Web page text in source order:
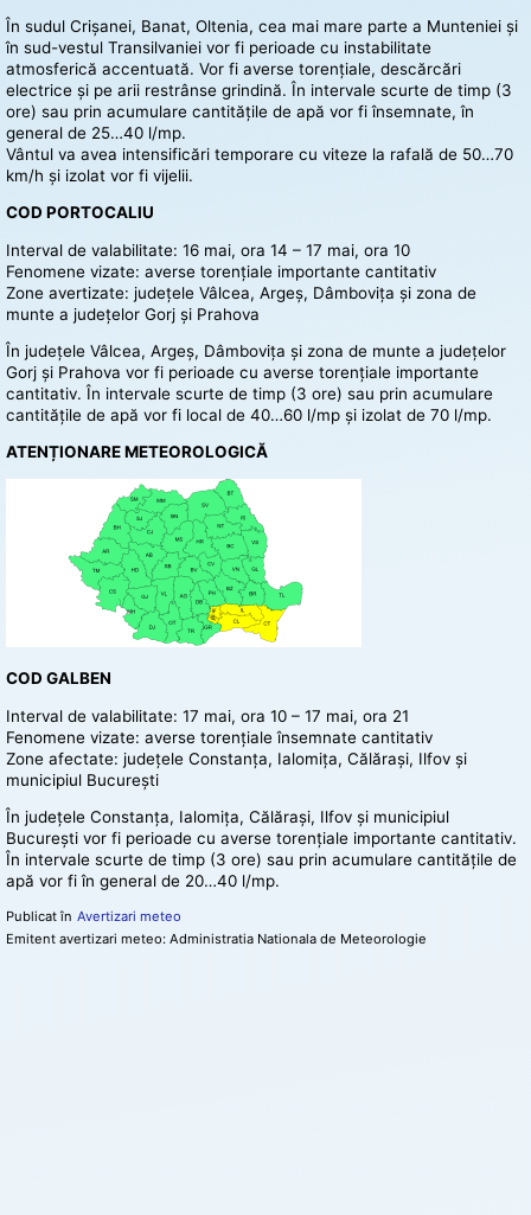
În sudul Crișanei, Banat, Oltenia, cea mai mare parte a Munteniei și
în sud-vestul Transilvaniei vor fi perioade cu instabilitate
atmosferică accentuată. Vor fi averse torențiale, descărcări
electrice și pe arii restrânse grindină. În intervale scurte de timp (3
ore) sau prin acumulare cantitățile de apă vor fi însemnate, în
general de 25…40 l/mp.
Vântul va avea intensificări temporare cu viteze la rafală de 50…70
km/h și izolat vor fi vijelii.
COD PORTOCALIU
Interval de valabilitate: 16 mai, ora 14 – 17 mai, ora 10
Fenomene vizate: averse torențiale importante cantitativ
Zone avertizate: județele Vâlcea, Argeș, Dâmbovița și zona de
munte a județelor Gorj și Prahova
În județele Vâlcea, Argeș, Dâmbovița și zona de munte a județelor
Gorj și Prahova vor fi perioade cu averse torențiale importante
cantitativ. În intervale scurte de timp (3 ore) sau prin acumulare
cantitățile de apă vor fi local de 40…60 l/mp și izolat de 70 l/mp.
ATENȚIONARE METEOROLOGICĂ
COD GALBEN
Interval de valabilitate: 17 mai, ora 10 – 17 mai, ora 21
Fenomene vizate: averse torențiale însemnate cantitativ
Zone afectate: județele Constanța, Ialomița, Călărași, Ilfov și
municipiul București
În județele Constanța, Ialomița, Călărași, Ilfov și municipiul
București vor fi perioade cu averse torențiale importante cantitativ.
În intervale scurte de timp (3 ore) sau prin acumulare cantitățile de
apă vor fi în general de 20…40 l/mp.
Publicat în Avertizari meteo
Emitent avertizari meteo: Administratia Nationala de Meteorologie